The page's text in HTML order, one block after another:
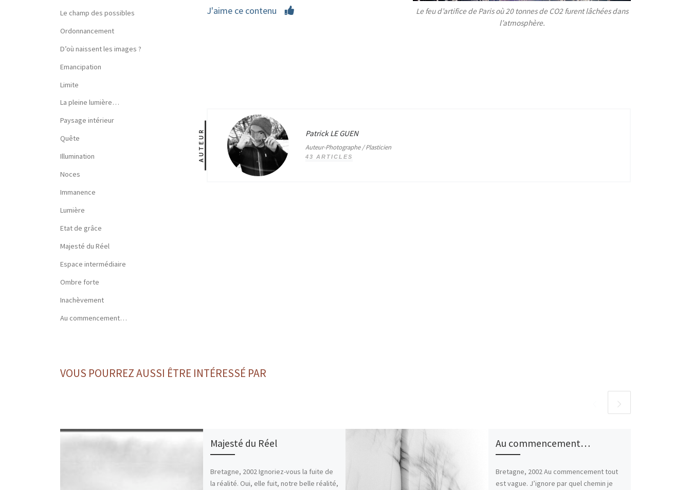
Le feu d’artifice de Paris où 20 tonnes de CO2 furent lâchées dans
l’atmosphère.
J'aime ce contenu
AUTEUR Patrick LE GUEN
Auteur-Photographe / Plasticien
43 ARTICLES
VOUS POURREZ AUSSI ÊTRE INTÉRESSÉ PAR
Majesté du Réel
Bretagne, 2002 Ignoriez-vous la fuite de
la réalité. Oui, elle fuit, notre belle réalité,
Au commencement…
Bretagne, 2002 Au commencement tout
est vague. J’ignore par quel chemin je
Le champ des possibles
Ordonnancement
D’où naissent les images ?
Emancipation
Limite
La pleine lumière…
Paysage intérieur
Quête
Illumination
Noces
Immanence
Lumière
Etat de grâce
Majesté du Réel
Espace intermédiaire
Ombre forte
Inachèvement
Au commencement…